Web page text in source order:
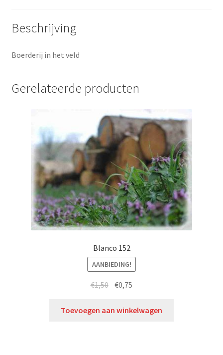
Beschrijving
Boerderij in het veld
Gerelateerde producten
Blanco 152
AANBIEDING!
€1,50 €0,75
Toevoegen aan winkelwagen